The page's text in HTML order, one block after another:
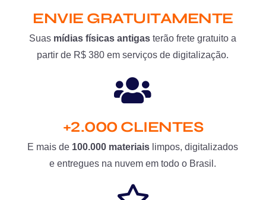
ENVIE GRATUITAMENTE
Suas mídias físicas antigas terão frete gratuito a
partir de R$ 380 em serviços de digitalização.
+2.000 CLIENTES
E mais de 100.000 materiais limpos, digitalizados
e entregues na nuvem em todo o Brasil.